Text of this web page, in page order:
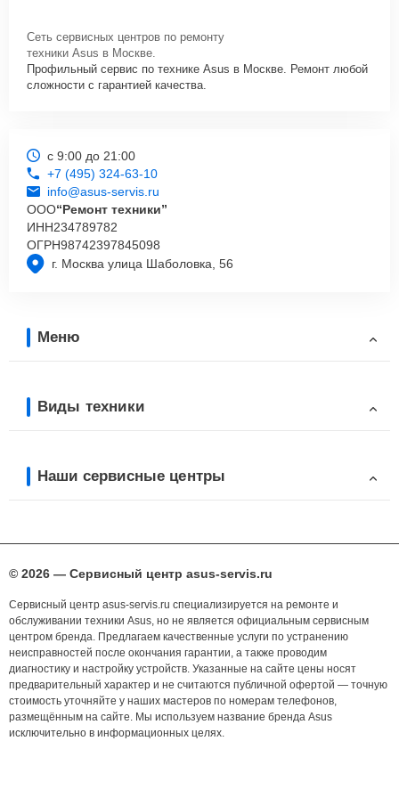
Сеть сервисных центров по ремонту
техники Asus в Москве.
Профильный сервис по технике Asus в Москве. Ремонт любой
сложности с гарантией качества.
г. Москва улица Шаболовка, 56
с 9:00 до 21:00
+7 (495) 324-63-10
info@asus-servis.ru
ООО“Ремонт техники”
ИНН234789782
ОГРН98742397845098
Меню
Виды техники
Наши сервисные центры
© 2026 — Сервисный центр asus-servis.ru
Сервисный центр asus-servis.ru специализируется на ремонте и
обслуживании техники Asus, но не является официальным сервисным
центром бренда. Предлагаем качественные услуги по устранению
неисправностей после окончания гарантии, а также проводим
диагностику и настройку устройств. Указанные на сайте цены носят
предварительный характер и не считаются публичной офертой — точную
стоимость уточняйте у наших мастеров по номерам телефонов,
размещённым на сайте. Мы используем название бренда Asus
исключительно в информационных целях.